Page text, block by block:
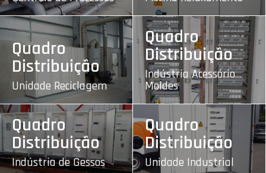
Quadro
Distribuição
Unidade Reciclagem
Quadro
Distribuição
Indústria Acessório
Moldes
Quadro
Distribuição
Indústria de Gessos
Quadro
Distribuição
Unidade Industrial